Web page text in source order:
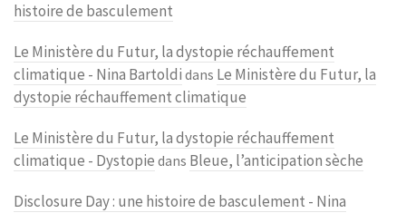
histoire de basculement
Le Ministère du Futur, la dystopie réchauffement
climatique - Nina Bartoldi dans Le Ministère du Futur, la
dystopie réchauffement climatique
Le Ministère du Futur, la dystopie réchauffement
climatique - Dystopie dans Bleue, l’anticipation sèche
Disclosure Day : une histoire de basculement - Nina